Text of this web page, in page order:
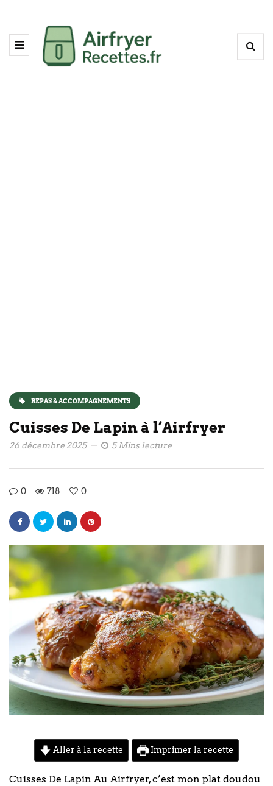
REPAS & ACCOMPAGNEMENTS
Cuisses De Lapin à l’Airfryer
26 décembre 2025 5 Mins lecture
0 718 0
Aller à la recette Imprimer la recette
Cuisses De Lapin Au Airfryer, c’est mon plat doudou